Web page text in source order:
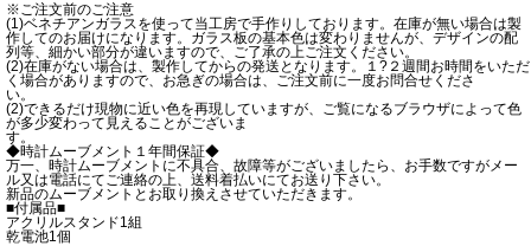
※ご注文前のご注意
(1)ベネチアンガラスを使って当工房で手作りしております。在庫が無い場合は製
作してのお届けになります。ガラス板の基本色は変わりませんが、デザインの配
列等、細かい部分が違いますので、ご了承の上ご注文ください。
(2)在庫がない場合は、製作してからの発送となります。１?２週間お時間をいただ
く場合がありますので、お急ぎの場合は、ご注文前に一度お問合せくださ
い。
(2)できるだけ現物に近い色を再現していますが、ご覧になるブラウザによって色
が多少変わって見えることがございま
す。
◆時計ムーブメント１年間保証◆
万一、時計ムーブメントに不具合、故障等がございましたら、お手数ですがメー
ル又は電話にてご連絡の上、送料着払いにてお送り下さい。
新品のムーブメントとお取り換えさせていただきます。
■付属品■
アクリルスタンド1組
乾電池1個